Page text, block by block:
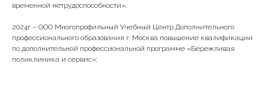
временной нетрудоспособности»;
2024г – ООО Многопрофильный Учебный Центр Дополнительного
профессионального образования г. Москва повышение квалификации
по дополнительной профессиональной программе «Бережливая
поликлиника и сервис»;